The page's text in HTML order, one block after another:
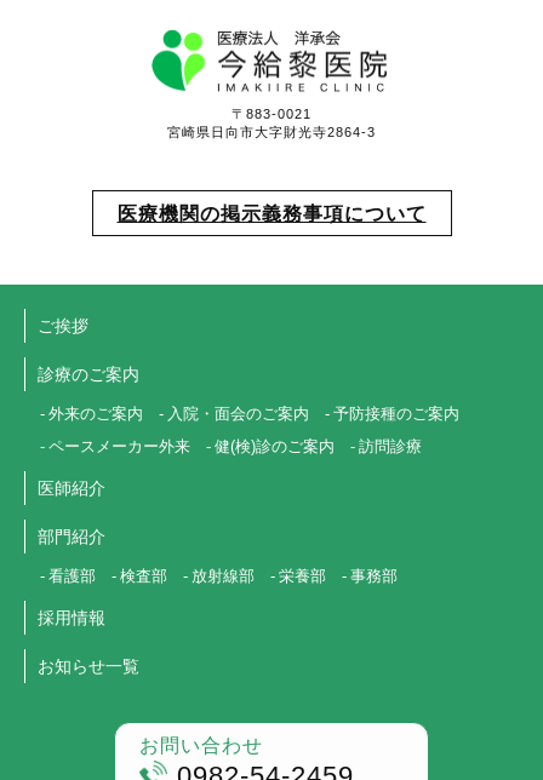
〒883-0021
宮崎県日向市大字財光寺2864-3
医療機関の掲示義務事項について
ご挨拶
診療のご案内
外来のご案内 入院・面会のご案内
予防接種のご案内
ペースメーカー外来
健(検)診のご案内 訪問診療
医師紹介
部門紹介
看護部 検査部 放射線部 栄養部 事務部
採用情報
お知らせ一覧
お問い合わせ